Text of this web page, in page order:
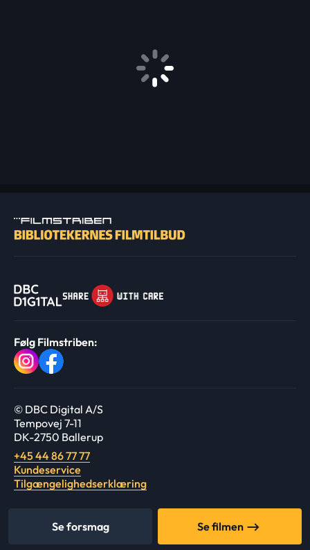
Se forsmag Se filmen
Følg Filmstriben:
© DBC Digital A/S
Tempovej 7-11
DK-2750 Ballerup
+45 44 86 77 77
Kundeservice
Tilgængelighedserklæring